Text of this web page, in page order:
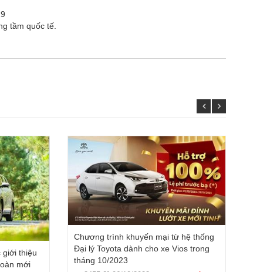
tầm quốc tế.
giới thiệu
mới
Chương trình khuyến mại từ hệ thống
Đại lý Toyota dành cho xe Vios trong
tháng 10/2023